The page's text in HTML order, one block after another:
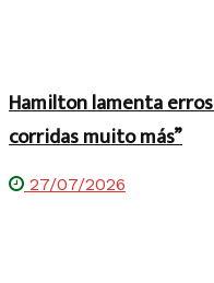
Hamilton lamenta
corridas muito más”
27/07/2026